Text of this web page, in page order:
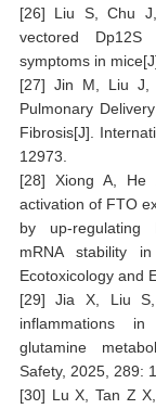
[26] Liu S, Chu
vectored
symptoms in
[27] Jin M, Liu J,
Pulmonary
Fibrosis[J].
12973.
[28] Xiong A, He
activation of FTO
by up-regulating
mRNA stability
Ecotoxicology and
[29] Jia X, Liu
inflammations
glutamine
Safety, 2025, 289:
[30] Lu X, Tan Z